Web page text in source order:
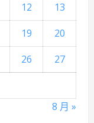
12
13
19
20
26
27
8 月 »